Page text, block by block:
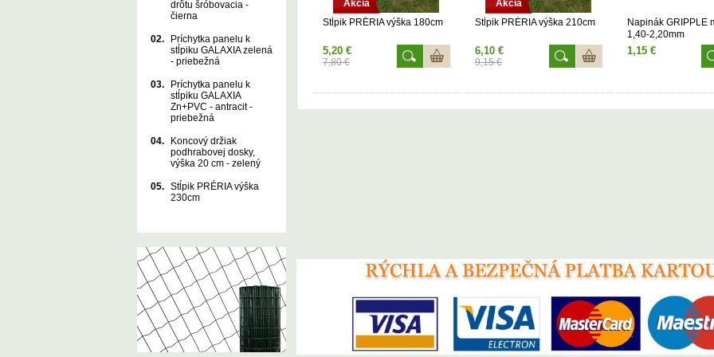
drôtu šróbovacia -
čierna
02.
Príchytka panelu k
stĺpiku GALAXIA zelená
- priebežná
03.
Príchytka panelu k
stĺpiku GALAXIA
Zn+PVC - antracit -
priebežná
04.
Koncový držiak
podhrabovej dosky,
výška 20 cm - zelený
05. Stĺpik PRÉRIA výška
230cm
Akcia
Stĺpik PRÉRIA výška 180cm
5,20 €
7,80 €
Akcia
Stĺpik PRÉRIA výška 210cm
6,10 €
9,15 €
Napinák GRIPPLE
1,40-2,20mm
1,15 €